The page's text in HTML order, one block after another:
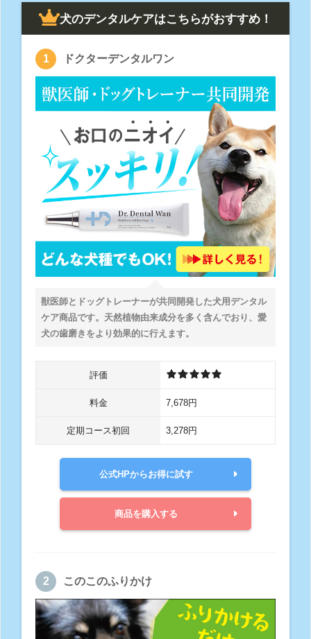
犬のデンタルケアはこちらがおすすめ！
ドクターデンタルワン
獣医師とドッグトレーナーが共同開発した犬用デンタル
ケア商品です。天然植物由来成分を多く含んでおり、愛
犬の歯磨きをより効果的に行えます。
評価
料金 7,678円
定期コース初回 3,278円
公式HPからお得に試す
商品を購入する
このこのふりかけ